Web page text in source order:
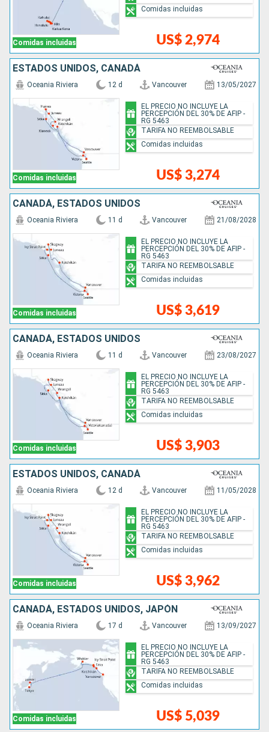
Comidas incluidas US$ 2,974
Comidas incluidas
ESTADOS UNIDOS, CANADÁ
Comidas incluidas
Oceania Riviera 12 d Vancouver 13/05/2027
US$ 3,274
EL PRECIO NO INCLUYE LA
PERCEPCIÓN DEL 30% DE AFIP -
RG 5463
TARIFA NO REEMBOLSABLE
Comidas incluidas
CANADÁ, ESTADOS UNIDOS
Comidas incluidas
Oceania Riviera 11 d Vancouver 21/08/2028
US$ 3,619
EL PRECIO NO INCLUYE LA
PERCEPCIÓN DEL 30% DE AFIP -
RG 5463
TARIFA NO REEMBOLSABLE
Comidas incluidas
CANADÁ, ESTADOS UNIDOS
Comidas incluidas
Oceania Riviera 11 d Vancouver 23/08/2027
US$ 3,903
EL PRECIO NO INCLUYE LA
PERCEPCIÓN DEL 30% DE AFIP -
RG 5463
TARIFA NO REEMBOLSABLE
Comidas incluidas
ESTADOS UNIDOS, CANADÁ
Comidas incluidas
Oceania Riviera 12 d Vancouver 11/05/2028
US$ 3,962
EL PRECIO NO INCLUYE LA
PERCEPCIÓN DEL 30% DE AFIP -
RG 5463
TARIFA NO REEMBOLSABLE
Comidas incluidas
CANADÁ, ESTADOS UNIDOS, JAPÓN
Comidas incluidas
Oceania Riviera 17 d Vancouver 13/09/2027
US$ 5,039
EL PRECIO NO INCLUYE LA
PERCEPCIÓN DEL 30% DE AFIP -
RG 5463
TARIFA NO REEMBOLSABLE
Comidas incluidas